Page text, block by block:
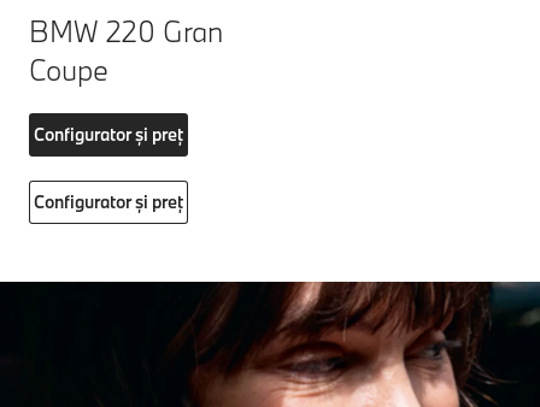
BMW 220 Gran
Coupe
Configurator și preț
Configurator și preț